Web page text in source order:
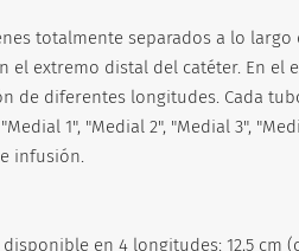
totalmente separados a lo
el extremo distal del catéter. En el
de diferentes longitudes. Cada
1", "Medial 2", "Medial 3",
infusión.
en 4 longitudes: 12,5 cm